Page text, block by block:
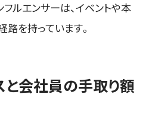
ルエンサーは、イベントや本
を持っています。
と会社員の手取り額